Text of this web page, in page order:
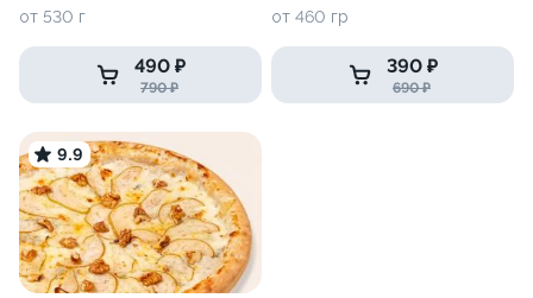
от 530 г
490 ₽
790 ₽
от 460 гр
390 ₽
690 ₽
9.9